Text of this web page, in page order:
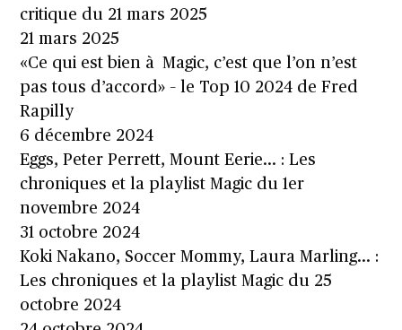
critique du 21 mars 2025
21 mars 2025
«Ce qui est bien à Magic, c’est que l’on n’est
pas tous d’accord» – le Top 10 2024 de Fred
Rapilly
6 décembre 2024
Eggs, Peter Perrett, Mount Eerie… : Les
chroniques et la playlist Magic du 1er
novembre 2024
31 octobre 2024
Koki Nakano, Soccer Mommy, Laura Marling… :
Les chroniques et la playlist Magic du 25
octobre 2024